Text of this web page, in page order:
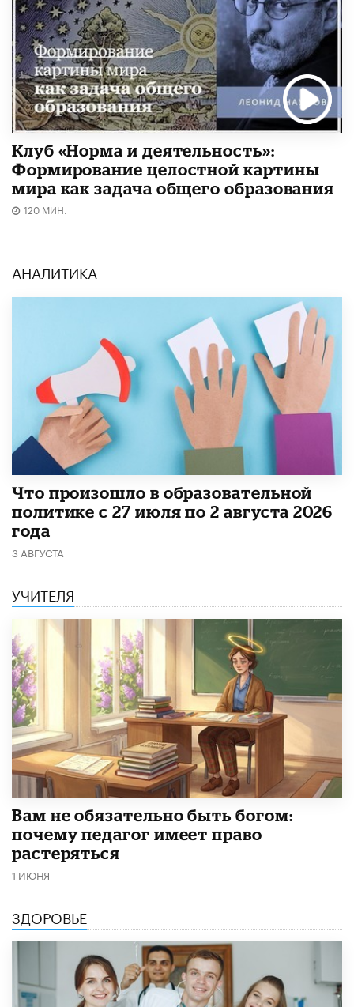
Клуб «Норма и деятельность»:
Формирование целостной картины
мира как задача общего образования
120 МИН.
АНАЛИТИКА
​Что произошло в образовательной
политике с 27 июля по 2 августа 2026
года
3 АВГУСТА
УЧИТЕЛЯ
​Вам не обязательно быть богом:
почему педагог имеет право
растеряться
1 ИЮНЯ
ЗДОРОВЬЕ